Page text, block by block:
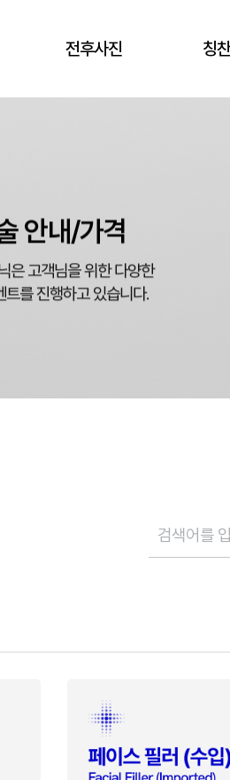
전후사진 칭
안내/가격
은 고객님을 위한 다양한
트를 진행하고 있습니다.